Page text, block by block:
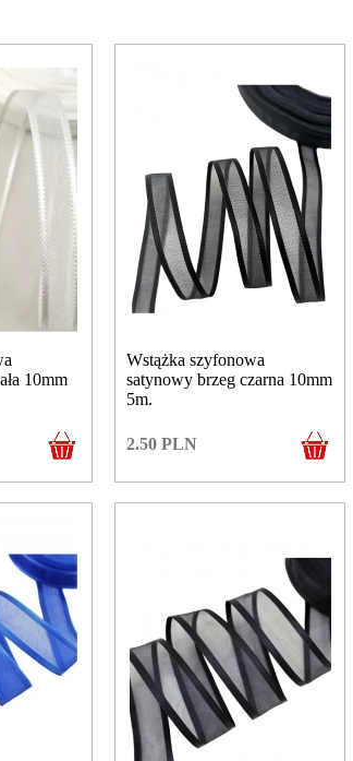
10mm
Wstążka szyfonowa
satynowy brzeg czarna 10mm
5m.
2.50 PLN